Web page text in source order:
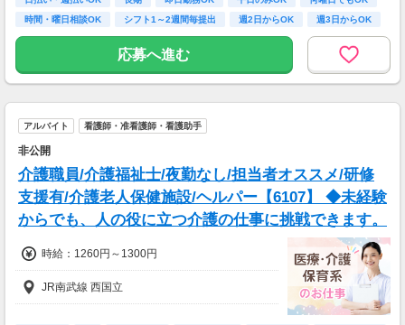
月収例：時給2750円、1日8h、22日勤務=48万
4,000円
【アクセス】
マイカー・バイク・自転車での通勤も可能◎
※規定有、ご希望の際はご相談ください！
時間・曜日相談OK
シフト1～2週間毎提出 週2日からOK 週3日からOK
応募へ進む
アルバイト 看護師・准看護師・看護助手
非公開
介護職員/介護福祉士/夜勤なし/担当者オススメ/研修
支援有/介護老人保健施設/ヘルパー【6107】 ◆未経験
からでも、人の役に立つ介護の仕事に挑戦できます。
時給：1260円～1300円
JR南武線 西国立